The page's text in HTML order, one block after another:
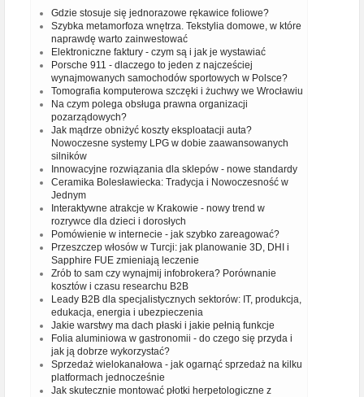
Gdzie stosuje się jednorazowe rękawice foliowe?
Szybka metamorfoza wnętrza. Tekstylia domowe, w które
naprawdę warto zainwestować
Elektroniczne faktury - czym są i jak je wystawiać
Porsche 911 - dlaczego to jeden z najcześciej
wynajmowanych samochodów sportowych w Polsce?
Tomografia komputerowa szczęki i żuchwy we Wrocławiu
Na czym polega obsługa prawna organizacji
pozarządowych?
Jak mądrze obniżyć koszty eksploatacji auta?
Nowoczesne systemy LPG w dobie zaawansowanych
silników
Innowacyjne rozwiązania dla sklepów - nowe standardy
Ceramika Bolesławiecka: Tradycja i Nowoczesność w
Jednym
Interaktywne atrakcje w Krakowie - nowy trend w
rozrywce dla dzieci i dorosłych
Pomówienie w internecie - jak szybko zareagować?
Przeszczep włosów w Turcji: jak planowanie 3D, DHI i
Sapphire FUE zmieniają leczenie
Zrób to sam czy wynajmij infobrokera? Porównanie
kosztów i czasu researchu B2B
Leady B2B dla specjalistycznych sektorów: IT, produkcja,
edukacja, energia i ubezpieczenia
Jakie warstwy ma dach płaski i jakie pełnią funkcje
Folia aluminiowa w gastronomii - do czego się przyda i
jak ją dobrze wykorzystać?
Sprzedaż wielokanałowa - jak ogarnąć sprzedaż na kilku
platformach jednocześnie
Jak skutecznie montować płotki herpetologiczne z